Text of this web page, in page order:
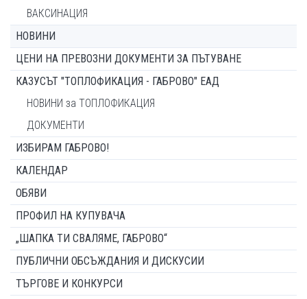
ВАКСИНАЦИЯ
НОВИНИ
ЦЕНИ НА ПРЕВОЗНИ ДОКУМЕНТИ ЗА ПЪТУВАНЕ
КАЗУСЪТ "ТОПЛОФИКАЦИЯ - ГАБРОВО" ЕАД
НОВИНИ за ТОПЛОФИКАЦИЯ
ДОКУМЕНТИ
ИЗБИРАМ ГАБРОВО!
КАЛЕНДАР
ОБЯВИ
ПРОФИЛ НА КУПУВАЧА
„ШАПКА ТИ СВАЛЯМЕ, ГАБРОВО“
ПУБЛИЧНИ ОБСЪЖДАНИЯ И ДИСКУСИИ
ТЪРГОВЕ И КОНКУРСИ